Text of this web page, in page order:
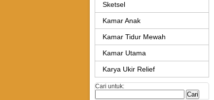
Sketsel
Kamar Anak
Kamar Tidur Mewah
Kamar Utama
Karya Ukir Relief
Cari untuk: